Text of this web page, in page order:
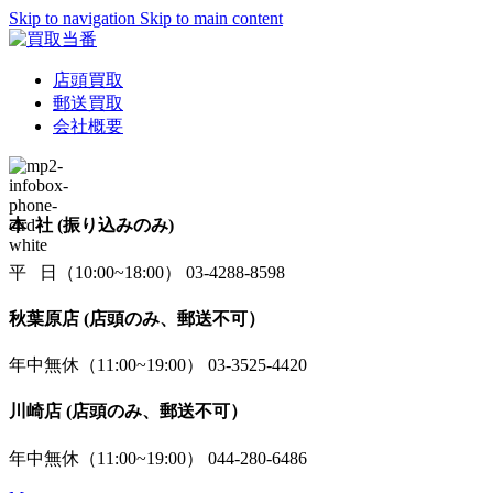
Skip to navigation Skip to main content
店頭買取
郵送買取
会社概要
本 社 (振り込みのみ)
平 日（10:00~18:00） 03-4288-8598
秋葉原店 (店頭のみ、郵送不可）
年中無休（11:00~19:00） 03-3525-4420
川崎店 (店頭のみ、郵送不可）
年中無休（11:00~19:00） 044-280-6486